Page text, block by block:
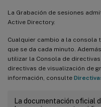
La Grabación de sesiones
Active Directory.
Cualquier cambio a la
que se da cada minuto.
utilizar la Consola de
directivas de visualización de
información, consulte
La documentación oficial